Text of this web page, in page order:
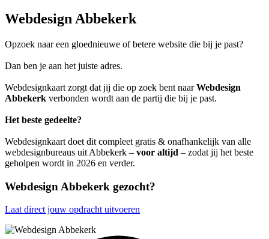
Webdesign Abbekerk
Opzoek naar een gloednieuwe of betere website die bij je past?
Dan ben je aan het juiste adres.
Webdesignkaart zorgt dat jij die op zoek bent naarWebdesign
Abbekerk verbonden wordt aan de partij die bij je past.
Het beste gedeelte?
Webdesignkaart doet dit compleet gratis & onafhankelijk van alle
webdesignbureaus uit Abbekerk – voor altijd – zodat jij het beste
geholpen wordt in 2026 en verder.
Webdesign Abbekerk gezocht?
Laat direct jouw opdracht uitvoeren